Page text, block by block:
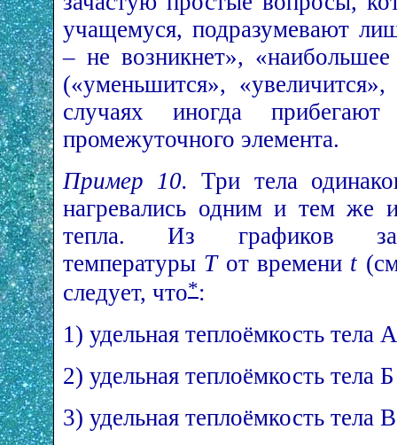
учащемуся, подразумевают
– не возникнет»,
(«уменьшится»,
случаях иногда
промежуточного элемента.
Пример 10. Три тела
нагревались одним и тем же
тепла. Из графиков
температуры Tот времени t
следует, что*:
1) удельная теплоёмкость
2) удельная теплоёмкость тела
3) удельная теплоёмкость